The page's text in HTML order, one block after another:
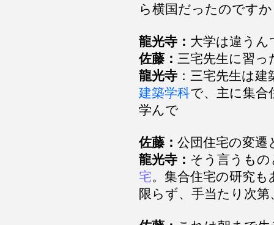
ら横国だったのです
龍光寺： 大学は違うん
佐藤： 三宅先生に習っ
龍光寺 ：三宅先生は
建築学科で、主に集合
学んで
佐藤： 公団住宅の変遷
龍光寺： そう言うも
宅。集合住宅の研究
限らず、手当たり次第